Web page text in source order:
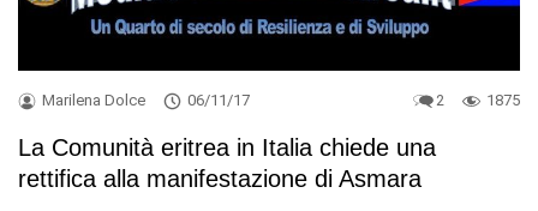
Marilena Dolce 06/11/17 2 1875
La Comunità eritrea in Italia chiede una
rettifica alla manifestazione di Asmara